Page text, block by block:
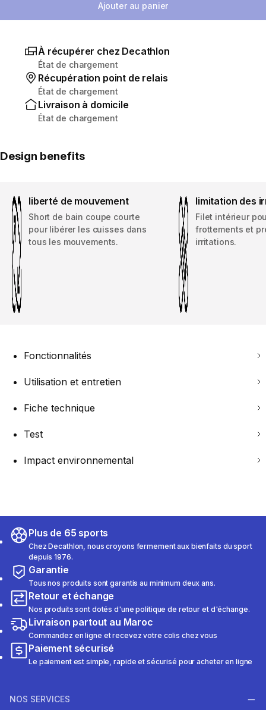
Ajouter au panier
À récupérer chez Decathlon
État de chargement
Récupération point de relais
État de chargement
Livraison à domicile
État de chargement
Design benefits
liberté de mouvement
Short de bain coupe courte
pour libérer les cuisses dans
tous les mouvements.
limitation des
Filet intérieur
frottements et
irritations.
Fonctionnalités
Utilisation et entretien
Fiche technique
Test
Impact environnemental
Plus de 65 sports
Chez Decathlon, nous croyons fermement aux bienfaits du sport
depuis 1976.
Garantie
Tous nos produits sont garantis au minimum deux ans.
Retour et échange
Nos produits sont dotés d'une politique de retour et d'échange.
Livraison partout au Maroc
Commandez en ligne et recevez votre colis chez vous
Paiement sécurisé
Le paiement est simple, rapide et sécurisé pour acheter en ligne
NOS SERVICES